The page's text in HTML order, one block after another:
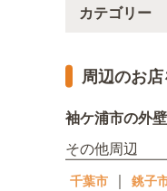
カテゴリー
周辺のお
袖ケ浦市の外
その他周辺
千葉市 ｜ 銚子